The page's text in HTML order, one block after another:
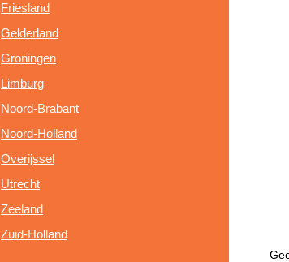
Friesland
Gelderland
Groningen
Limburg
Noord-Brabant
Noord-Holland
Overijssel
Utrecht
Zeeland
Zuid-Holland